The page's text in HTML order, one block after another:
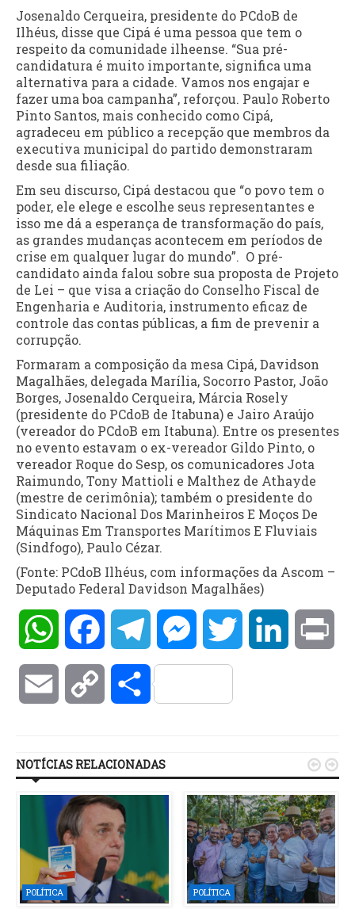
Josenaldo Cerqueira, presidente do PCdoB de
Ilhéus, disse que Cipá é uma pessoa que tem o
respeito da comunidade ilheense. “Sua pré-
candidatura é muito importante, significa uma
alternativa para a cidade. Vamos nos engajar e
fazer uma boa campanha”, reforçou. Paulo Roberto
Pinto Santos, mais conhecido como Cipá,
agradeceu em público a recepção que membros da
executiva municipal do partido demonstraram
desde sua filiação.
Em seu discurso, Cipá destacou que “o povo tem o
poder, ele elege e escolhe seus representantes e
isso me dá a esperança de transformação do país,
as grandes mudanças acontecem em períodos de
crise em qualquer lugar do mundo”. O pré-
candidato ainda falou sobre sua proposta de Projeto
de Lei – que visa a criação do Conselho Fiscal de
Engenharia e Auditoria, instrumento eficaz de
controle das contas públicas, a fim de prevenir a
corrupção.
Formaram a composição da mesa Cipá, Davidson
Magalhães, delegada Marília, Socorro Pastor, João
Borges, Josenaldo Cerqueira, Márcia Rosely
(presidente do PCdoB de Itabuna) e Jairo Araújo
(vereador do PCdoB em Itabuna). Entre os presentes
no evento estavam o ex-vereador Gildo Pinto, o
vereador Roque do Sesp, os comunicadores Jota
Raimundo, Tony Mattioli e Malthez de Athayde
(mestre de cerimônia); também o presidente do
Sindicato Nacional Dos Marinheiros E Moços De
Máquinas Em Transportes Marítimos E Fluviais
(Sindfogo), Paulo Cézar.
(Fonte: PCdoB Ilhéus, com informações da Ascom –
Deputado Federal Davidson Magalhães)
WhatsAppFacebookTelegramMessengerTwitter LinkedIn
Email Copy Compartilhar
NOTÍCIAS RELACIONADAS
POLÍTICA POLÍTICA
 